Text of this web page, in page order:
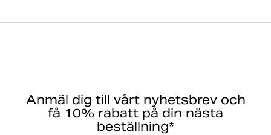
Anmäl dig till vårt nyhetsbrev och
få 10% rabatt på din nästa
beställning*